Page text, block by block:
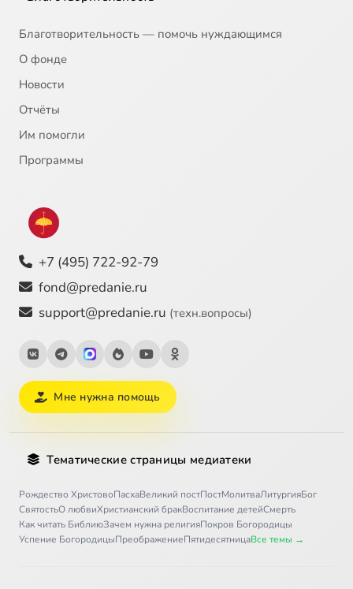
Благотворительность — помочь нуждающимся
О фонде
Новости
Отчёты
Им помогли
Программы
+7 (495) 722-92-79
fond@predanie.ru
support@predanie.ru (техн.вопросы)
Мне нужна помощь
Тематические страницы медиатеки
Рождество ХристовоПасхаВеликий постПостМолитваЛитургияБог
СвятостьО любвиХристианский бракВоспитание детейСмерть
Как читать БиблиюЗачем нужна религияПокров Богородицы
Успение БогородицыПреображениеПятидесятницаВсе темы →